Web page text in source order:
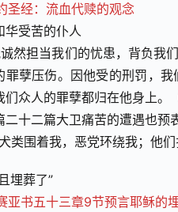
圣经：流血代赎的观念
华受苦的仆人
然担当我们的忧患，背负我
罪孽压伤。因他受的刑罚，
们众人的罪孽都归在他身上。
二十二篇大卫痛苦的遭遇也预
类围着我，恶党环绕我；他
埋葬了”
亚书五十三章9节预言耶稣的